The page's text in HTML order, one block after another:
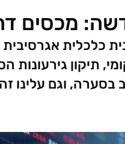
מכסים
כלכלית
תיקון
בסערה, וגם עלינו